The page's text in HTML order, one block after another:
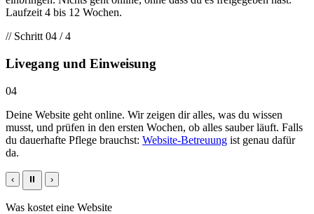
Laufzeit 4 bis 12 Wochen.
// Schritt 04 / 4
Livegang und Einweisung
04
Deine Website geht online. Wir zeigen dir alles, was du wissen
musst, und prüfen in den ersten Wochen, ob alles sauber läuft. Falls
du dauerhafte Pflege brauchst: Website-Betreuung ist genau dafür
da.
‹ ⏸ ›
Was kostet eine Website